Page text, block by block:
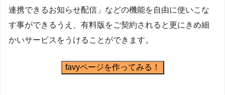
連携できるお知らせ配信」などの機能を自由に使いこな
す事ができるうえ、有料版をご契約されると更にきめ細
かいサービスをうけることができます。
favyページを作ってみる！